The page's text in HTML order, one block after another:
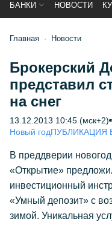
БАНКИ НОВОСТИ
Главная Новости
Брокерский
представил
на снег
13.12.2013 10:45 (мск+2)
Новый годПУБЛИКАЦИЯ
В преддверии
«Открытие»
инвестиционный
«Умный депозит» с
зимой. Уникальная